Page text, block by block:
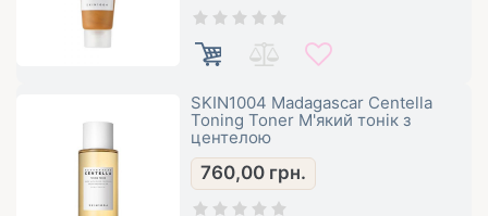
SKIN1004 Madagascar Centella
Toning Toner М'який тонік з
центелою
760,00 грн.